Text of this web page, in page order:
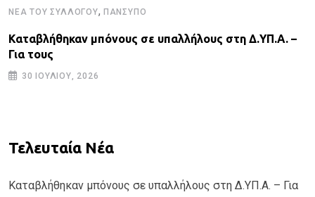
ΝΈΑ ΤΟΥ ΣΥΛΛΌΓΟΥ, ΠΑΝΣΥΠΟ
Καταβλήθηκαν μπόνους σε υπαλλήλους στη Δ.ΥΠ.Α. –
Για τους
30 ΙΟΥΛΊΟΥ, 2026
Τελευταία Νέα
Καταβλήθηκαν μπόνους σε υπαλλήλους στη Δ.ΥΠ.Α. – Για